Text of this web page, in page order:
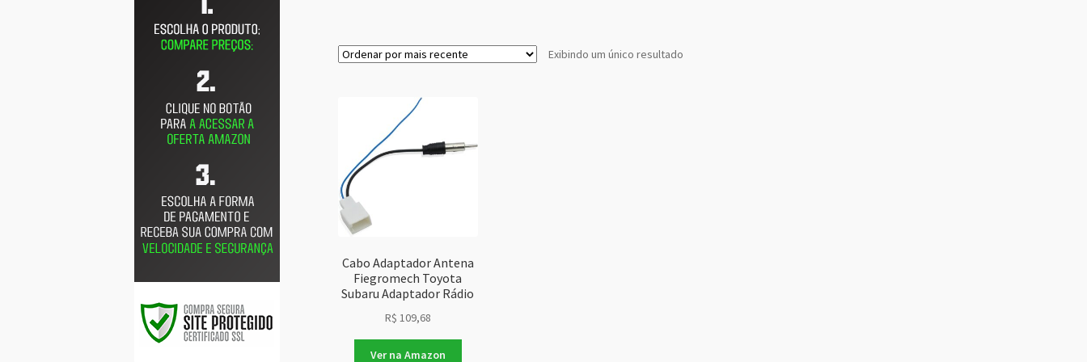
Exibindo um único resultado
Cabo Adaptador Antena
Fiegromech Toyota
Subaru Adaptador Rádio
R$ 109,68
Ver na Amazon